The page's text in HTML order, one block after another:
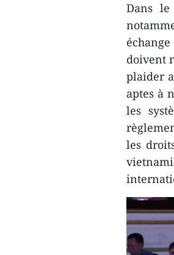
Dans
doivent
plaider
aptes à
les
les